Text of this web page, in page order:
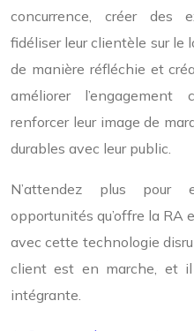
concurrence, créer des
fidéliser leur clientèle sur le
de manière réfléchie et
améliorer
renforcer leur image de
durables avec leur public.
N’attendez plus pour
opportunités qu’offre la RA
avec cette technologie
client est en marche, et
intégrante.